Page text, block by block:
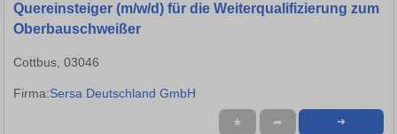
Quereinsteiger (m/w/d) für die Weiterqualifizierung zum
Oberbauschweißer
Cottbus, 03046
Firma:Sersa Deutschland GmbH
★ ➦ ➜